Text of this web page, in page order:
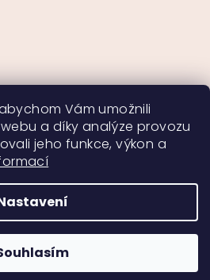
Vám umožnili
a díky analýze provozu
jeho funkce, výkon a
na Instagramu
Shoptet